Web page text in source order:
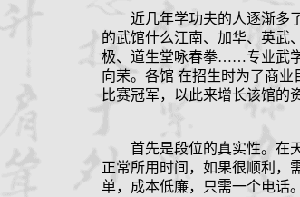
近几年学功夫的人逐渐多
的武馆什么江南、加华、英武
极、道生堂咏春拳……专业武
向荣。各馆 在招生时为了商业
比赛冠军，以此来增长该馆的
首先是段位的真实性。在
正常所用时间，如果很顺利，
单，成本低廉，只需一个电话